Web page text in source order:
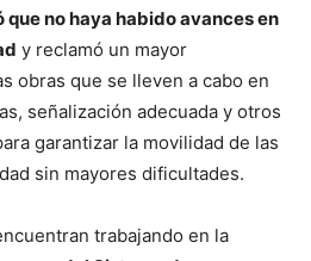
que no haya habido avances en
y reclamó un mayor
obras que se lleven a cabo en
señalización adecuada y otros
garantizar la movilidad de las
sin mayores dificultades.
trabajando en la